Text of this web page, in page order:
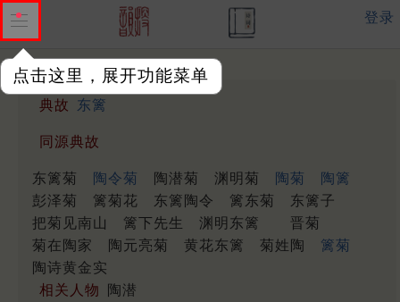
点击这里，展开功能菜单
登录
典故 东篱
同源典故
东篱菊 陶令菊 陶潜菊 渊明菊 陶菊
陶篱
彭泽菊
篱菊花 东篱陶令 篱东菊
东篱子
把菊见南山
篱下先生 渊明东篱
晋菊
菊在陶家
陶元亮菊 黄花东篱 菊姓陶
篱菊
陶诗黄金实
相关人物
陶潜